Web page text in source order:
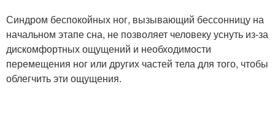
Синдром беспокойных ног, вызывающий бессонницу на
начальном этапе сна, не позволяет человеку уснуть из-за
дискомфортных ощущений и необходимости
перемещения ног или других частей тела для того, чтобы
облегчить эти ощущения.